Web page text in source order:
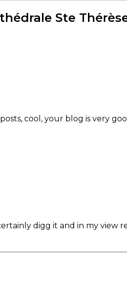
Ste
cool, your blog is very
digg it and in my